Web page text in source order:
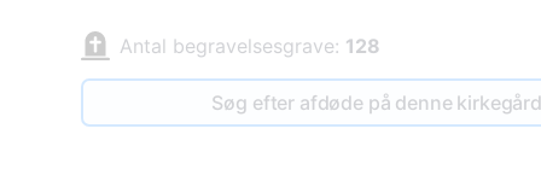
Antal begravelsesgrave: 128
Søg efter afdøde på denne kirkegård